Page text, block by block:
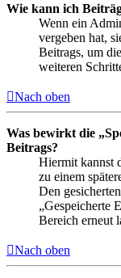
Wie kann ich
Wenn ein
vergeben hat,
Beitrags, um
weiteren
Nach oben
Was bewirkt die
Beitrags?
Hiermit kannst
zu einem
Den
„Gespeicherte
Bereich erneut
Nach oben